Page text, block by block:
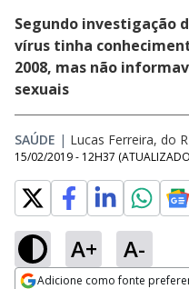
Segundo investigação
vírus tinha
2008, mas não
sexuais
SAÚDE | Lucas Ferreira, do
15/02/2019 - 12H37
A+ A-
Adicione como fonte